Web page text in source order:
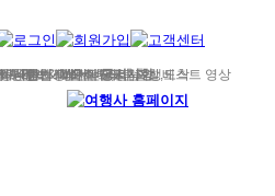
동서유럽 런던/파리 출발,도착
이벤트/시즌투어
드 Fire & Ice
투갈 이집트
허니문 레저 맞춤여행
/공연 VIP 의전
예약 대행 서비스
행정보 가이드 컬럼 베스트 영상
승차장소 공지사항